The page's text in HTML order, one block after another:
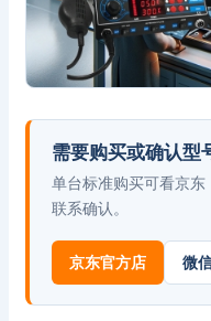
需要购买或确认型
单台标准购买可看京
联系确认。
京东官方店 微